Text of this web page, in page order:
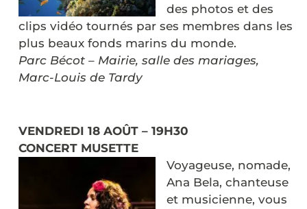
des photos et des
clips vidéo tournés par ses membres dans les
plus beaux fonds marins du monde.
Parc Bécot – Mairie, salle des mariages,
Marc-Louis de Tardy
VENDREDI 18 AOÛT – 19H30
CONCERT MUSETTE
Voyageuse, nomade,
Ana Bela, chanteuse
et musicienne, vous